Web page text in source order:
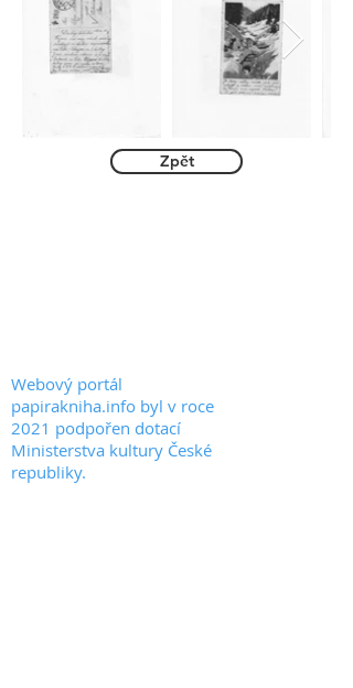
Zpět
Webový portál
papirakniha.info byl v roce
2021 podpořen dotací
Ministerstva kultury České
republiky.